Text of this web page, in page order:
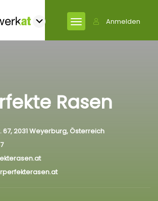
Anmelden
Rasen
67, 2031 Weyerburg, Österreich